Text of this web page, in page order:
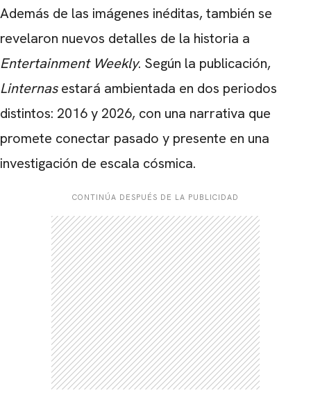
Además de las imágenes inéditas, también se
revelaron nuevos detalles de la historia a
Entertainment Weekly. Según la publicación,
Linternasestará ambientada en dos periodos
distintos: 2016 y 2026, con una narrativa que
promete conectar pasado y presente en una
investigación de escala cósmica.
CONTINÚA DESPUÉS DE LA PUBLICIDAD